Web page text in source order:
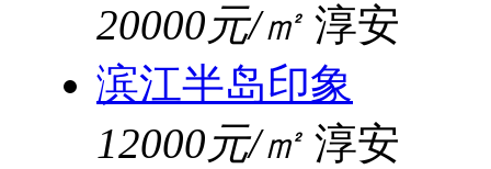
20000元/㎡ 淳安
滨江半岛印象
12000元/㎡ 淳安